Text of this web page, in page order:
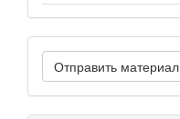
Отправить
материал
Отправить материал